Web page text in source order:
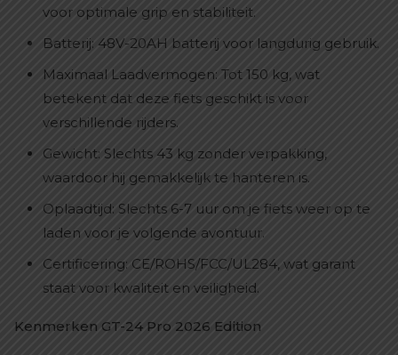
voor optimale grip en stabiliteit.
Batterij: 48V-20AH batterij voor langdurig gebruik.
Maximaal Laadvermogen: Tot 150 kg, wat
betekent dat deze fiets geschikt is voor
verschillende rijders.
Gewicht: Slechts 43 kg zonder verpakking,
waardoor hij gemakkelijk te hanteren is.
Oplaadtijd: Slechts 6-7 uur om je fiets weer op te
laden voor je volgende avontuur.
Certificering: CE/ROHS/FCC/UL284, wat garant
staat voor kwaliteit en veiligheid.
Kenmerken GT-24 Pro 2026 Edition